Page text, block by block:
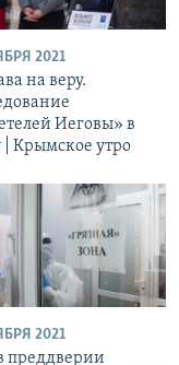
2021
на веру.
Иеговы» в
Крымское утро
2021
преддверии